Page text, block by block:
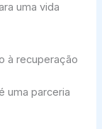
uma vida
à recuperação
uma parceria